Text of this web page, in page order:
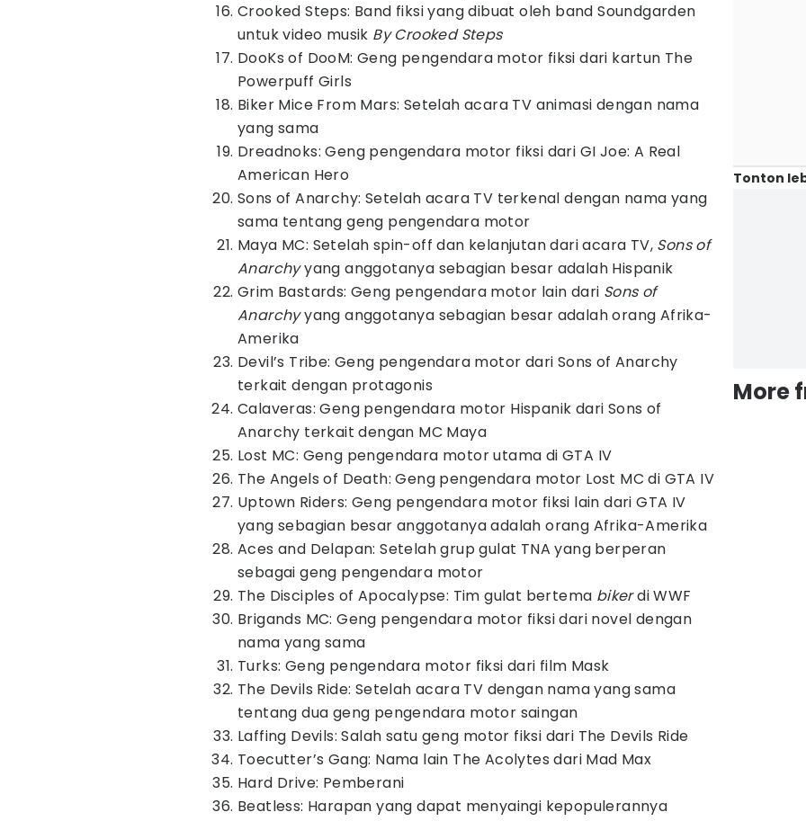
Crooked Steps: Band fiksi yang dibuat oleh band Soundgarden
untuk video musik By Crooked Steps
DooKs of DooM: Geng pengendara motor fiksi dari kartun The
Powerpuff Girls
Biker Mice From Mars: Setelah acara TV animasi dengan nama
yang sama
Dreadnoks: Geng pengendara motor fiksi dari GI Joe: A Real
American Hero
Sons of Anarchy: Setelah acara TV terkenal dengan nama yang
sama tentang geng pengendara motor
Maya MC: Setelah spin-off dan kelanjutan dari acara TV, Sons of
Anarchyyang anggotanya sebagian besar adalah Hispanik
Grim Bastards: Geng pengendara motor lain dari Sons of
Anarchyyang anggotanya sebagian besar adalah orang Afrika-
Amerika
Devil’s Tribe: Geng pengendara motor dari Sons of Anarchy
terkait dengan protagonis
Calaveras: Geng pengendara motor Hispanik dari Sons of
Anarchy terkait dengan MC Maya
Lost MC: Geng pengendara motor utama di GTA IV
The Angels of Death: Geng pengendara motor Lost MC di GTA IV
Uptown Riders: Geng pengendara motor fiksi lain dari GTA IV
yang sebagian besar anggotanya adalah orang Afrika-Amerika
Aces and Delapan: Setelah grup gulat TNA yang berperan
sebagai geng pengendara motor
The Disciples of Apocalypse: Tim gulat bertema bikerdi WWF
Brigands MC: Geng pengendara motor fiksi dari novel dengan
nama yang sama
Turks: Geng pengendara motor fiksi dari film Mask
The Devils Ride: Setelah acara TV dengan nama yang sama
tentang dua geng pengendara motor saingan
Laffing Devils: Salah satu geng motor fiksi dari The Devils Ride
Toecutter’s Gang: Nama lain The Acolytes dari Mad Max
Hard Drive: Pemberani
Beatless: Harapan yang dapat menyaingi kepopulerannya
Tonton
More